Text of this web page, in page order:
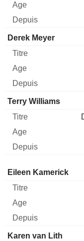
Derek Meyer
Terry Williams
Administrateur Titre
Eileen Kamerick
Karen van Lith